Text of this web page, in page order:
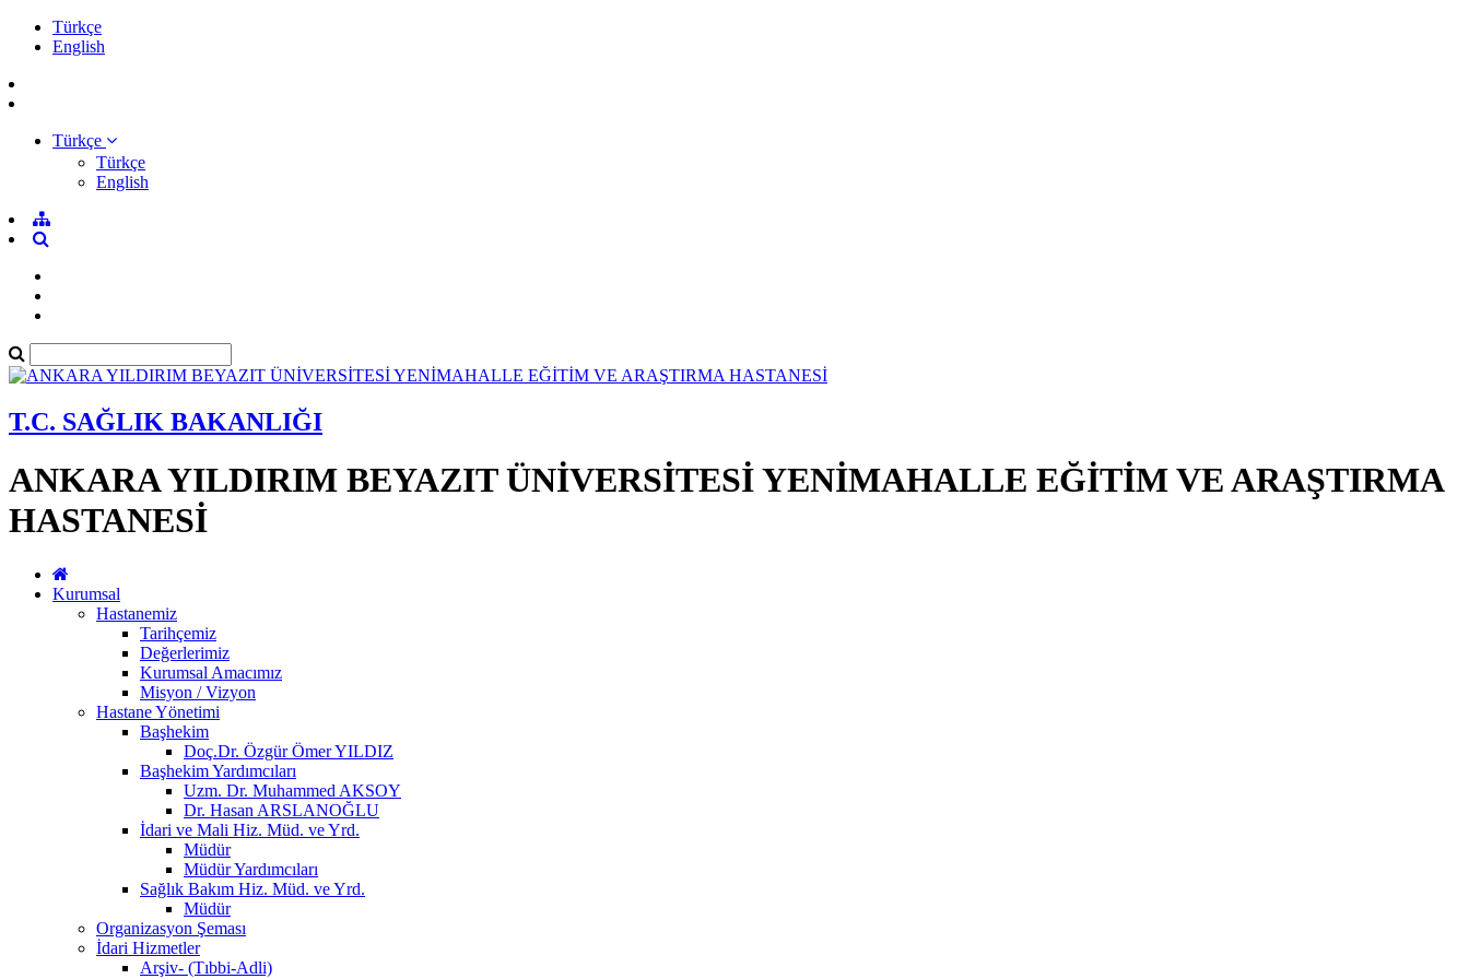
Türkçe
English
Türkçe
Türkçe
English
T.C. SAĞLIK BAKANLIĞI
ANKARA YILDIRIM BEYAZIT ÜNİVERSİTESİ YENİMAHALLE EĞİTİM VE ARAŞTIRMA
HASTANESİ
Kurumsal
Hastanemiz
Tarihçemiz
Değerlerimiz
Kurumsal Amacımız
Misyon / Vizyon
Hastane Yönetimi
Başhekim
Doç.Dr. Özgür Ömer YILDIZ
Başhekim Yardımcıları
Uzm. Dr. Muhammed AKSOY
Dr. Hasan ARSLANOĞLU
İdari ve Mali Hiz. Müd. ve Yrd.
Müdür
Müdür Yardımcıları
Sağlık Bakım Hiz. Müd. ve Yrd.
Müdür
Organizasyon Şeması
İdari Hizmetler
Arşiv- (Tıbbi-Adli)